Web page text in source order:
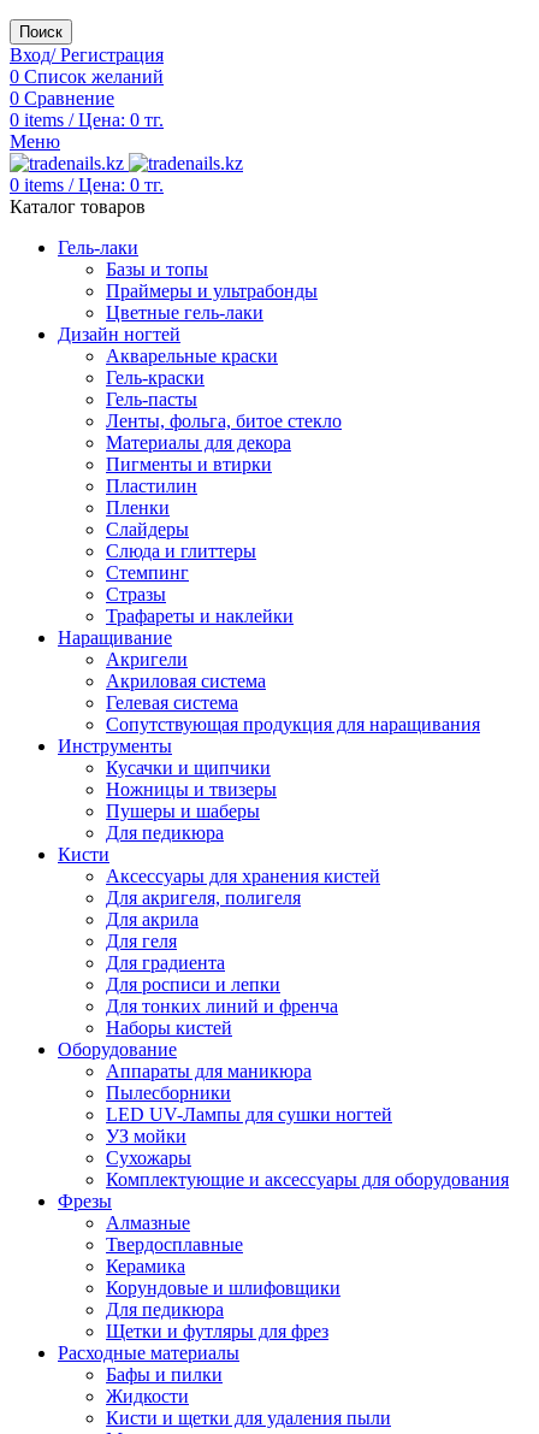
Поиск
Вход/ Регистрация
0 Список желаний
0 Сравнение
0 items / Цена: 0 тг.
Меню
0 items / Цена: 0 тг.
Каталог товаров
Гель-лаки
Базы и топы
Праймеры и ультрабонды
Цветные гель-лаки
Дизайн ногтей
Акварельные краски
Гель-краски
Гель-пасты
Ленты, фольга, битое стекло
Материалы для декора
Пигменты и втирки
Пластилин
Пленки
Слайдеры
Слюда и глиттеры
Стемпинг
Стразы
Трафареты и наклейки
Наращивание
Акригели
Акриловая система
Гелевая система
Сопутствующая продукция для наращивания
Инструменты
Кусачки и щипчики
Ножницы и твизеры
Пушеры и шаберы
Для педикюра
Кисти
Аксессуары для хранения кистей
Для акригеля, полигеля
Для акрила
Для геля
Для градиента
Для росписи и лепки
Для тонких линий и френча
Наборы кистей
Оборудование
Аппараты для маникюра
Пылесборники
LED UV-Лампы для сушки ногтей
УЗ мойки
Сухожары
Комплектующие и аксессуары для оборудования
Фрезы
Алмазные
Твердосплавные
Керамика
Корундовые и шлифовщики
Для педикюра
Щетки и футляры для фрез
Расходные материалы
Бафы и пилки
Жидкости
Кисти и щетки для удаления пыли